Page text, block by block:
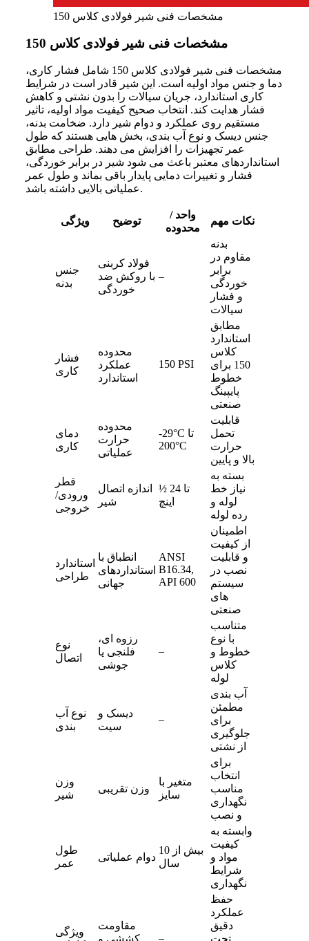
مشخصات فنی شیر فولادی کلاس 150
مشخصات فنی شیر فولادی کلاس 150
مشخصات فنی شیر فولادی کلاس 150 شامل فشار کاری،
دما و جنس مواد اولیه است. این شیر قادر است در شرایط
کاری استاندارد، جریان سیالات را بدون نشتی و کاهش
فشار هدایت کند. انتخاب صحیح کیفیت مواد اولیه، تاثیر
مستقیم روی عملکرد و دوام شیر دارد. ضخامت بدنه،
جنس دیسک و نوع آب‌ بندی، بخش‌ هایی هستند که طول
عمر تجهیزات را افزایش می‌ دهند. طراحی مطابق
استانداردهای معتبر باعث می‌ شود شیر در برابر خوردگی،
فشار و تغییرات دمایی پایدار باقی بماند و طول عمر
عملیاتی بالایی داشته باشد.
ویژگی توضیح
واحد /
محدوده
نکات مهم
جنس
بدنه
فولاد کربنی
با روکش ضد
خوردگی
–
بدنه
مقاوم در
برابر
خوردگی
و فشار
سیالات
فشار
کاری
محدوده
عملکرد
استاندارد
150 PSI
مطابق
استاندارد
کلاس
150 برای
خطوط
پایپینگ
صنعتی
دمای
کاری
محدوده
حرارت
عملیاتی
-29°C تا
200°C
قابلیت
تحمل
حرارت
بالا و پایین
قطر
ورودی/
خروجی
اندازه اتصال
شیر
½ تا 24
اینچ
بسته به
نیاز خط
لوله و
رده لوله
استاندارد
طراحی
انطباق با
استانداردهای
جهانی
ANSI
B16.34,
API 600
اطمینان
از کیفیت
و قابلیت
نصب در
سیستم‌
های
صنعتی
نوع
اتصال
رزوه‌ ای،
فلنجی یا
جوشی
–
متناسب
با نوع
خطوط و
کلاس
لوله
نوع آب‌
بندی
دیسک و
سیت
–
آب‌ بندی
مطمئن
برای
جلوگیری
از نشتی
وزن
شیر
وزن تقریبی
متغیر با
سایز
برای
انتخاب
مناسب
نگهداری
و نصب
طول
عمر
دوام عملیاتی
بیش از 10
سال
وابسته به
کیفیت
مواد و
شرایط
نگهداری
ویژگی
مقاومت
–
حفظ
عملکرد
دقیق